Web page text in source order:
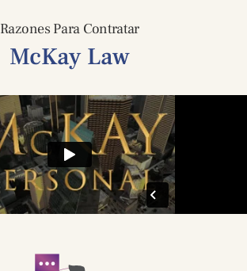
Razones Para Contratar
McKay Law